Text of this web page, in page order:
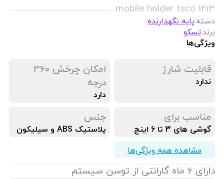
mobile holder tsco 1213
دسته:پایه نگهدارنده
برند:تسکو
ویژگی‌ها
قابلیت شارژ
ندارد
امکان چرخش 360
درجه
دارد
مناسب برای
گوشی های 3 تا 6 اینچ
جنس
پلاستیک ABS و سیلیکون
مشاهده همه ویژگی‌ها
دارای 6 ماه گارانتی از توسن سیستم